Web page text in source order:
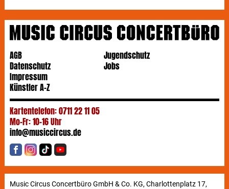
AGB
Datenschutz
Impressum
Jugendschutz
Jobs
Künstler A-Z
Kartentelefon: 0711 22 11 05
Mo-Fr: 10-16 Uhr
info@musiccircus.de
Music Circus Concertbüro GmbH & Co. KG, Charlottenplatz 17,